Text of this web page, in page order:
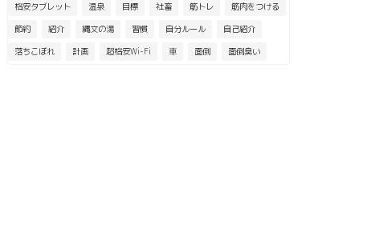
格安タブレット
温泉 目標 社畜 筋トレ
筋肉をつける
節約
紹介 縄文の湯 習慣 自分ルール
自己紹介
落ちこぼれ
計画 超格安Wi-Fi 車 面倒 面倒臭い